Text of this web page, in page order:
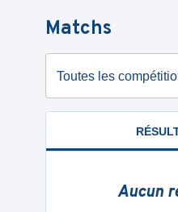
Matchs
Toutes les
Aucun